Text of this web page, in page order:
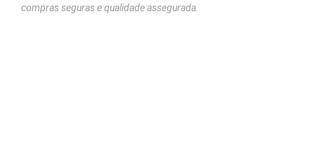
compras seguras e qualidade assegurada.